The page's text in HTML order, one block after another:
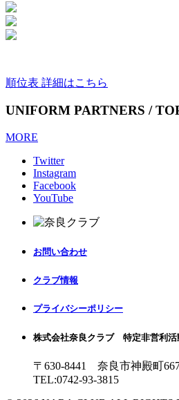
順位表 詳細はこちら
UNIFORM PARTNERS /
MORE
Twitter
Instagram
Facebook
YouTube
お問い合わせ
クラブ情報
プライバシーポリシー
株式会社奈良クラブ 特定非営利活
〒630-8441 奈良市神殿町
TEL:0742-93-3815